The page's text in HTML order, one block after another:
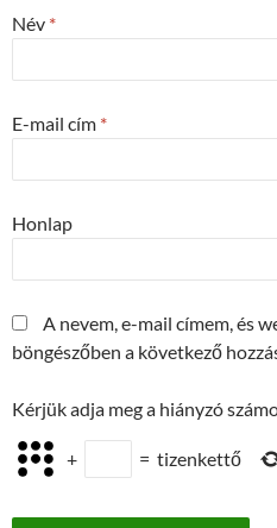
Név *
E-mail cím *
Honlap
A nevem, e-mail címem, és
böngészőben a következő
Kérjük adja meg a hiányzó
+ = tizenkettő